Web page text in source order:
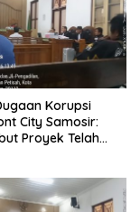
Korupsi
City Samosir:
Proyek Telah
Dihadirkan